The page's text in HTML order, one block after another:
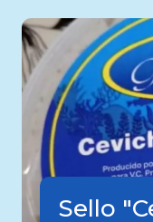
Sello